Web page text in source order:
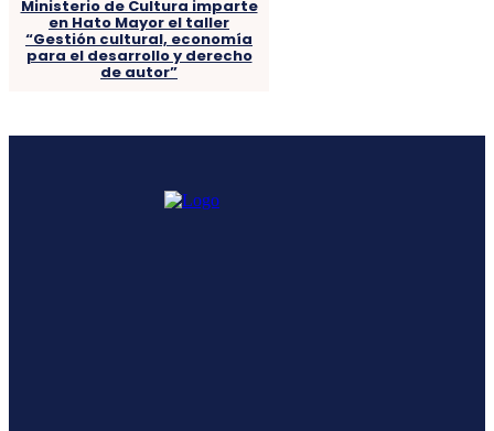
Ministerio de Cultura imparte
en Hato Mayor el taller
“Gestión cultural, economía
para el desarrollo y derecho
de autor”